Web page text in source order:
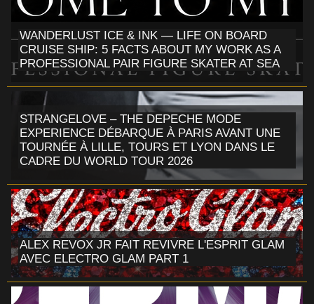
WANDERLUST ICE & INK — LIFE ON BOARD
CRUISE SHIP: 5 FACTS ABOUT MY WORK AS A
PROFESSIONAL PAIR FIGURE SKATER AT SEA
STRANGELOVE – THE DEPECHE MODE
EXPERIENCE DÉBARQUE À PARIS AVANT UNE
TOURNÉE À LILLE, TOURS ET LYON DANS LE
CADRE DU WORLD TOUR 2026
ALEX REVOX JR FAIT REVIVRE L'ESPRIT GLAM
AVEC ELECTRO GLAM PART 1